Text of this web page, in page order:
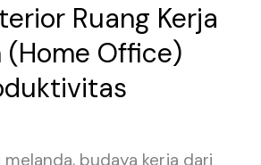
Ruang Kerja
(Home Office)
budaya kerja dari